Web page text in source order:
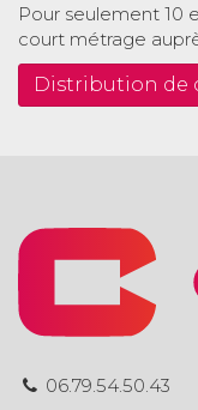
Pour seulement 10
court métrage
Distribution de
06.79.54.50.43